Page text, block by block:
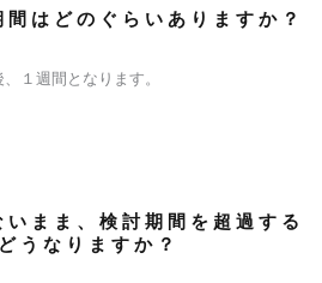
はどのぐらいありますか？
１週間となります。
まま、検討期間を超過する
うなりますか？